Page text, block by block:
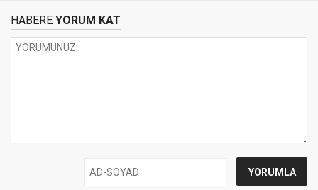
HABERE YORUM KAT